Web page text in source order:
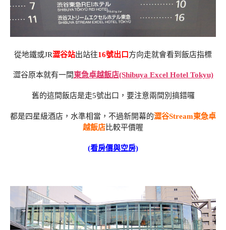
從地鐵或JR澀谷站出站往16號出口方向走就會看到飯店指標
澀谷原本就有一間東急卓越飯店(Shibuya Excel Hotel Tokyu)
舊的這間飯店是走5號出口，要注意兩間別搞錯囉
都是四星級酒店，水準相當，不過新開幕的澀谷Stream東急卓
越飯店比較平價喔
(看房價與空房)